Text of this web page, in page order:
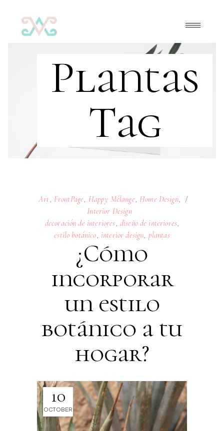
Plantas
Tag
Art FrontPage Happy Mélange Home Design,
Interior Design
decoración de interiores diseño de interiores
estilo botánico interior design plantas
¿Cómo
incorporar
un estilo
botánico a tu
hogar?
10
OCTOBER